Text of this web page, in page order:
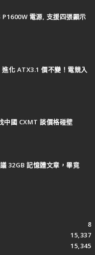
電源, 支援四張顯示
化 ATX3.1 價不變！電競入
國 CXMT 談價格碰壁
32GB 記憶體文章，畢竟
8
15,337
15,345